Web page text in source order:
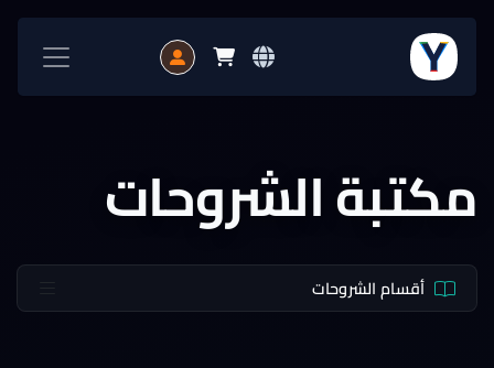
مكتبة الشروحات
أقسام الشروحات